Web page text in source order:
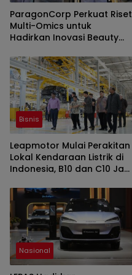
ParagonCorp Perkuat Riset
Multi-Omics untuk
Hadirkan Inovasi Beauty
Masyarakat Indonesia
Bisnis
Leapmotor Mulai Perakitan
Lokal Kendaraan Listrik di
Indonesia, B10 dan C10 Jadi
Nasional